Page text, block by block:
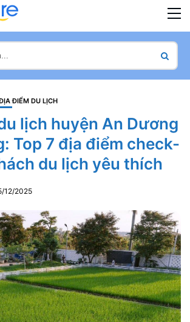
ĐIỂM DU LỊCH
lịch huyện An Dương
Top 7 địa điểm check-
du lịch yêu thích
12/2025